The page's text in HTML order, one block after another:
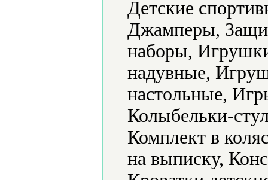
Детские
Джамперы,
наборы,
надувные,
настольные,
Колыбельки-
Комплект в
на выписку,